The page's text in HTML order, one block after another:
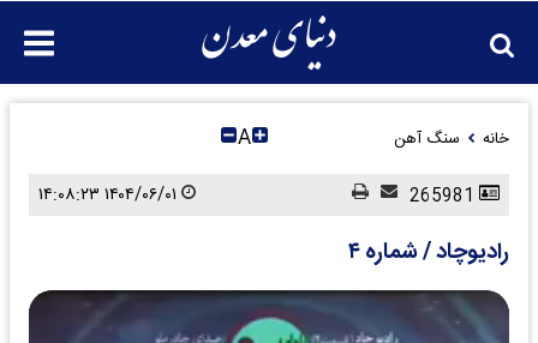
خانه سنگ آهن A
رادیوچاد / شماره ۴